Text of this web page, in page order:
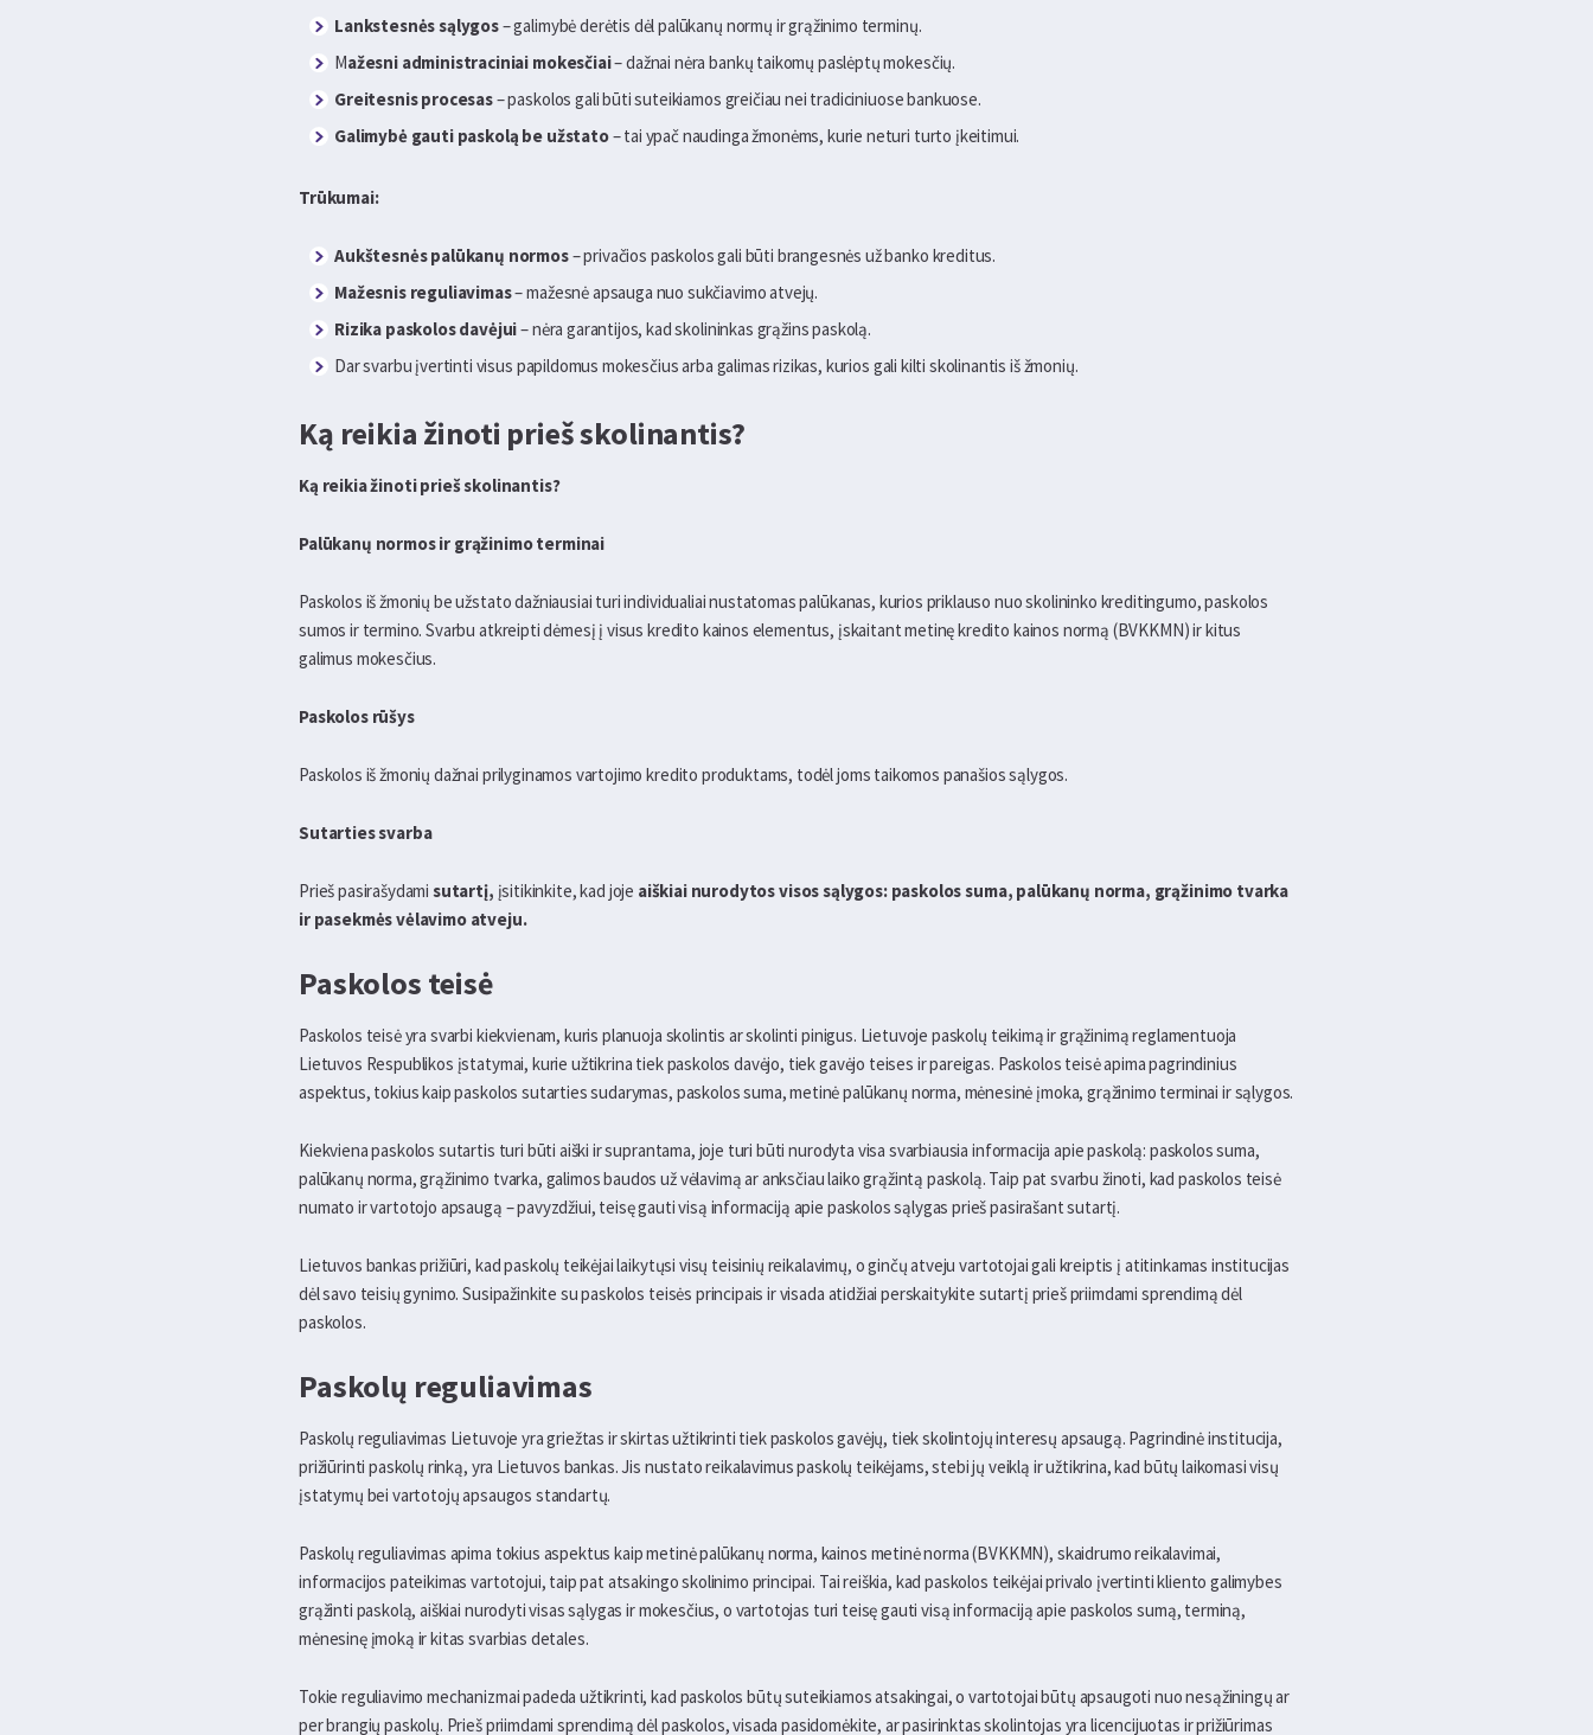
Lankstesnės sąlygos– galimybė derėtis dėl palūkanų normų ir grąžinimo terminų.
Mažesni administraciniai mokesčiai– dažnai nėra bankų taikomų paslėptų mokesčių.
Greitesnis procesas– paskolos gali būti suteikiamos greičiau nei tradiciniuose bankuose.
Galimybė gauti paskolą be užstato– tai ypač naudinga žmonėms, kurie neturi turto įkeitimui.
Trūkumai:
Aukštesnės palūkanų normos– privačios paskolos gali būti brangesnės už banko kreditus.
Mažesnis reguliavimas– mažesnė apsauga nuo sukčiavimo atvejų.
Rizika paskolos davėjui– nėra garantijos, kad skolininkas grąžins paskolą.
Dar svarbu įvertinti visus papildomus mokesčius arba galimas rizikas, kurios gali kilti skolinantis iš žmonių.
Ką reikia žinoti prieš skolinantis?
Ką reikia žinoti prieš skolinantis?
Palūkanų normos ir grąžinimo terminai
Paskolos iš žmonių be užstato dažniausiai turi individualiai nustatomas palūkanas, kurios priklauso nuo skolininko kreditingumo, paskolos
sumos ir termino. Svarbu atkreipti dėmesį į visus kredito kainos elementus, įskaitant metinę kredito kainos normą (BVKKMN) ir kitus
galimus mokesčius.
Paskolos rūšys
Paskolos iš žmonių dažnai prilyginamos vartojimo kredito produktams, todėl joms taikomos panašios sąlygos.
Sutarties svarba
Prieš pasirašydami sutartį, įsitikinkite, kad joje aiškiai nurodytos visos sąlygos: paskolos suma, palūkanų norma, grąžinimo tvarka
ir pasekmės vėlavimo atveju.
Paskolos teisė
Paskolos teisė yra svarbi kiekvienam, kuris planuoja skolintis ar skolinti pinigus. Lietuvoje paskolų teikimą ir grąžinimą reglamentuoja
Lietuvos Respublikos įstatymai, kurie užtikrina tiek paskolos davėjo, tiek gavėjo teises ir pareigas. Paskolos teisė apima pagrindinius
aspektus, tokius kaip paskolos sutarties sudarymas, paskolos suma, metinė palūkanų norma, mėnesinė įmoka, grąžinimo terminai ir sąlygos.
Kiekviena paskolos sutartis turi būti aiški ir suprantama, joje turi būti nurodyta visa svarbiausia informacija apie paskolą: paskolos suma,
palūkanų norma, grąžinimo tvarka, galimos baudos už vėlavimą ar anksčiau laiko grąžintą paskolą. Taip pat svarbu žinoti, kad paskolos teisė
numato ir vartotojo apsaugą – pavyzdžiui, teisę gauti visą informaciją apie paskolos sąlygas prieš pasirašant sutartį.
Lietuvos bankas prižiūri, kad paskolų teikėjai laikytųsi visų teisinių reikalavimų, o ginčų atveju vartotojai gali kreiptis į atitinkamas institucijas
dėl savo teisių gynimo. Susipažinkite su paskolos teisės principais ir visada atidžiai perskaitykite sutartį prieš priimdami sprendimą dėl
paskolos.
Paskolų reguliavimas
Paskolų reguliavimas Lietuvoje yra griežtas ir skirtas užtikrinti tiek paskolos gavėjų, tiek skolintojų interesų apsaugą. Pagrindinė institucija,
prižiūrinti paskolų rinką, yra Lietuvos bankas. Jis nustato reikalavimus paskolų teikėjams, stebi jų veiklą ir užtikrina, kad būtų laikomasi visų
įstatymų bei vartotojų apsaugos standartų.
Paskolų reguliavimas apima tokius aspektus kaip metinė palūkanų norma, kainos metinė norma (BVKKMN), skaidrumo reikalavimai,
informacijos pateikimas vartotojui, taip pat atsakingo skolinimo principai. Tai reiškia, kad paskolos teikėjai privalo įvertinti kliento galimybes
grąžinti paskolą, aiškiai nurodyti visas sąlygas ir mokesčius, o vartotojas turi teisę gauti visą informaciją apie paskolos sumą, terminą,
mėnesinę įmoką ir kitas svarbias detales.
Tokie reguliavimo mechanizmai padeda užtikrinti, kad paskolos būtų suteikiamos atsakingai, o vartotojai būtų apsaugoti nuo nesąžiningų ar
per brangių paskolų. Prieš priimdami sprendimą dėl paskolos, visada pasidomėkite, ar pasirinktas skolintojas yra licencijuotas ir prižiūrimas